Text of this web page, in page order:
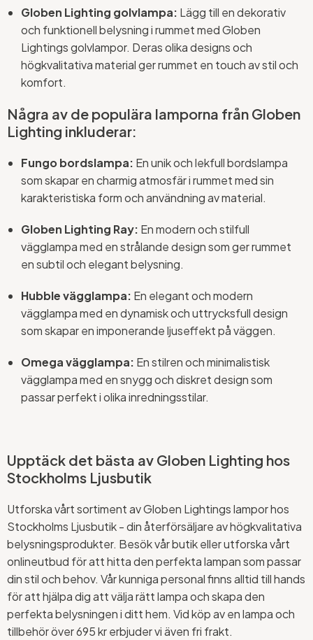
Globen Lighting golvlampa: Lägg till en dekorativ
och funktionell belysning i rummet med Globen
Lightings golvlampor. Deras olika designs och
högkvalitativa material ger rummet en touch av stil och
komfort.
Några av de populära lamporna från Globen
Lighting inkluderar:
Fungo bordslampa: En unik och lekfull bordslampa
som skapar en charmig atmosfär i rummet med sin
karakteristiska form och användning av material.
Globen Lighting Ray: En modern och stilfull
vägglampa med en strålande design som ger rummet
en subtil och elegant belysning.
Hubble vägglampa: En elegant och modern
vägglampa med en dynamisk och uttrycksfull design
som skapar en imponerande ljuseffekt på väggen.
Omega vägglampa: En stilren och minimalistisk
vägglampa med en snygg och diskret design som
passar perfekt i olika inredningsstilar.
Upptäck det bästa av Globen Lighting hos
Stockholms Ljusbutik
Utforska vårt sortiment av Globen Lightings lampor hos
Stockholms Ljusbutik - din återförsäljare av högkvalitativa
belysningsprodukter. Besök vår butik eller utforska vårt
onlineutbud för att hitta den perfekta lampan som passar
din stil och behov. Vår kunniga personal finns alltid till hands
för att hjälpa dig att välja rätt lampa och skapa den
perfekta belysningen i ditt hem. Vid köp av en lampa och
tillbehör över 695 kr erbjuder vi även fri frakt.